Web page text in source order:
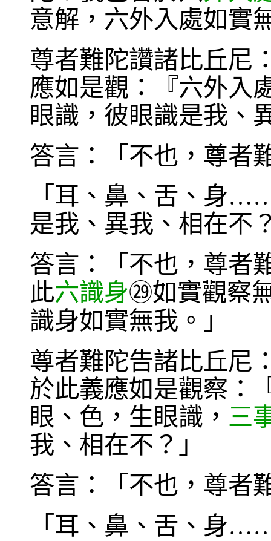
意解，六外入處如實
尊者難陀讚諸比丘尼
應如是觀：『六外入
眼識，彼眼識是我、
答言：「不也，尊者
「耳、鼻、舌、身
是我、異我、相在不
答言：「不也，尊者
此六識身㉙如實觀察
識身如實無我。」
尊者難陀告諸比丘尼
於此義應如是觀察：
眼、色，生眼識， 三
我、相在不？」
答言：「不也，尊者
「耳、鼻、舌、身